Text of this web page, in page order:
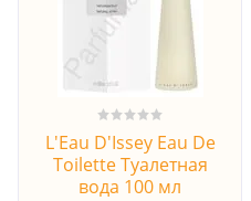
L'Eau D'Issey Eau De
Toilette Туалетная
вода 100 мл